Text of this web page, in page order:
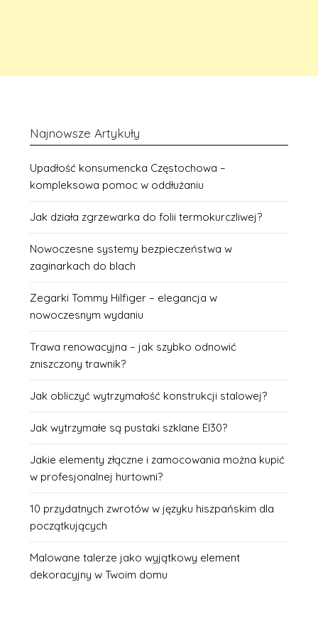
Najnowsze Artykuły
Upadłość konsumencka Częstochowa –
kompleksowa pomoc w oddłużaniu
Jak działa zgrzewarka do folii termokurczliwej?
Nowoczesne systemy bezpieczeństwa w
zaginarkach do blach
Zegarki Tommy Hilfiger – elegancja w
nowoczesnym wydaniu
Trawa renowacyjna – jak szybko odnowić
zniszczony trawnik?
Jak obliczyć wytrzymałość konstrukcji stalowej?
Jak wytrzymałe są pustaki szklane EI30?
Jakie elementy złączne i zamocowania można kupić
w profesjonalnej hurtowni?
10 przydatnych zwrotów w języku hiszpańskim dla
początkujących
Malowane talerze jako wyjątkowy element
dekoracyjny w Twoim domu